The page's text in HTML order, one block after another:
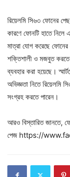
রিয়েলমি সি৬৩ ফোনের
কারণে ফোনটি হাতে
মাত্রা যোগ করেছে
শক্তিশালী ও মজবুত করতে
ব্যবহার করা হয়েছে।
অভিজ্ঞতা নিতে রিয়েলমি
সংগ্রহ করতে পারেন।
আরও বিস্তারিত জানতে,
পেজ https://